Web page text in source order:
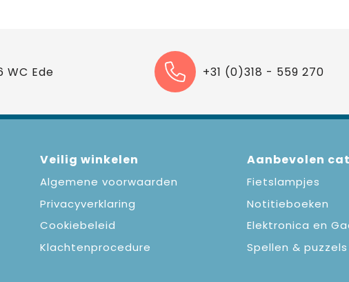
WC Ede +31 (0)318 - 559 270
Veilig winkelen
Algemene voorwaarden
Privacyverklaring
Cookiebeleid
Klachtenprocedure
Aanbevolen
Fietslampjes
Notitieboeken
Elektronica en
Spellen & puzzels